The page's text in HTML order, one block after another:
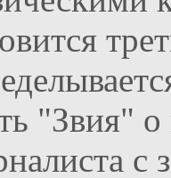
"Звия" о
с